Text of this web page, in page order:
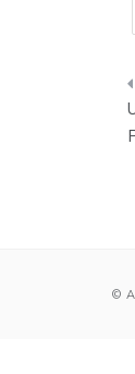
©